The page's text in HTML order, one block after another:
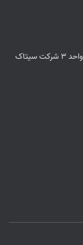
تهران،خیابان مدنی شمالی،کوچه رمضانی،پلاک 18،واحد 3 شرکت سیتاک